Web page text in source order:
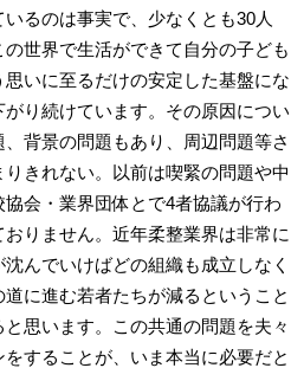
るのは事実で、少なくとも30人
世界で生活ができて自分の子ども
いに至るだけの安定した基盤にな
り続けています。その原因につい
背景の問題もあり、周辺問題等さ
きれない。以前は喫緊の問題や中
会・業界団体とで4者協議が行わ
りません。近年柔整業界は非常に
んでいけばどの組織も成立しなく
に進む若者たちが減るということ
思います。この共通の問題を夫々
することが、いま本当に必要だと